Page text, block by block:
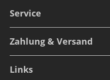
Service
Zahlung & Versand
Links